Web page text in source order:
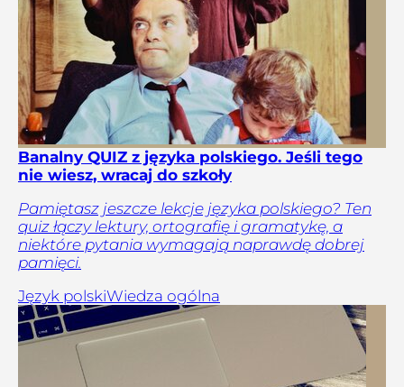
Banalny QUIZ z języka polskiego. Jeśli tego
nie wiesz, wracaj do szkoły
Pamiętasz jeszcze lekcje języka polskiego? Ten
quiz łączy lektury, ortografię i gramatykę, a
niektóre pytania wymagają naprawdę dobrej
pamięci.
Język polskiWiedza ogólna